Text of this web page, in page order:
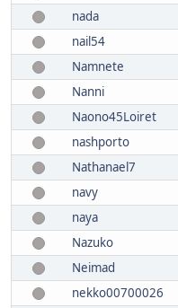
nada
nail54
Namnete
Nanni
Naono45Loiret
nashporto
Nathanael7
navy
naya
Nazuko
Neimad
nekko00700026